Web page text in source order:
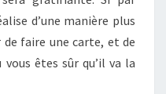
d’une manière plus
de faire une carte, et de
êtes sûr qu’il va la